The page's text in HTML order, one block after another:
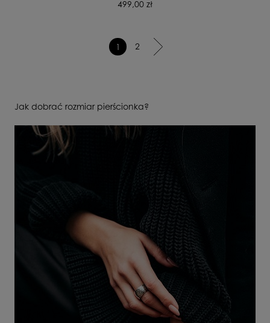
499,00 zł
1 2
Jak dobrać rozmiar pierścionka?